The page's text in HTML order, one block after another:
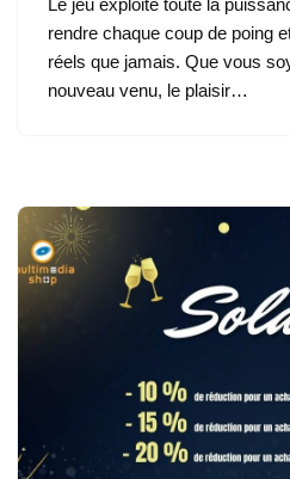
Le jeu exploite toute la
rendre chaque coup de poing
réels que jamais. Que vous
nouveau venu, le plaisir…